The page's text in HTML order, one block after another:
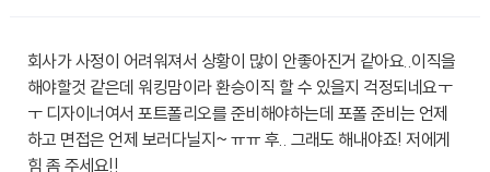
회사가 사정이 어려워져서 상황이 많이 안좋아진거 같아요..이직을
해야할것 같은데 워킹맘이라 환승이직 할 수 있을지 걱정되네요ㅜ
ㅜ 디자이너여서 포트폴리오를 준비해야하는데 포폴 준비는 언제
하고 면접은 언제 보러다닐지~ ㅠㅠ 후.. 그래도 해내야죠! 저에게
힘 좀 주세요!!